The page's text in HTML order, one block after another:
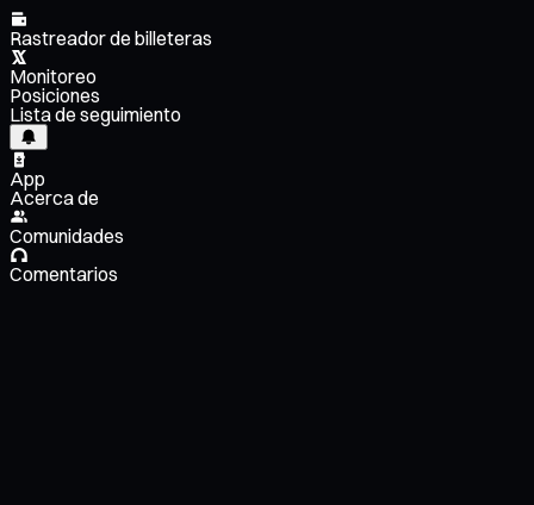
Rastreador de billeteras
Monitoreo
Posiciones
Lista de seguimiento
App
Acerca de
Comunidades
Comentarios